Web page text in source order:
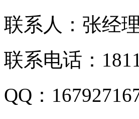
联系人：张经理
联系电话：
QQ：